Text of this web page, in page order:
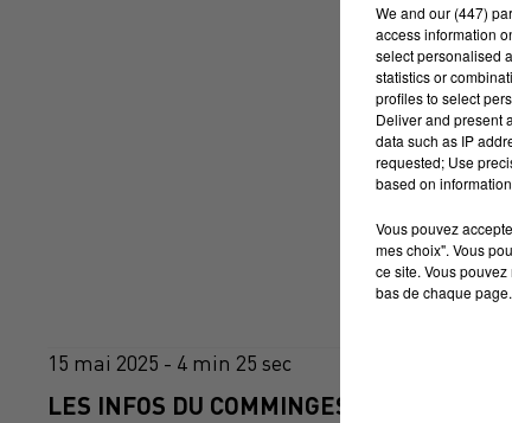
15 mai 2025 - 4 min 25 sec
LES INFOS DU COMMINGES DU 15/05/
We and our (447)
access information
select personalised
statistics or
profiles to select
Deliver and present
data such as IP
requested; Use
based on
Vous pouvez
mes choix". Vous
ce site. Vous
bas de chaque page.